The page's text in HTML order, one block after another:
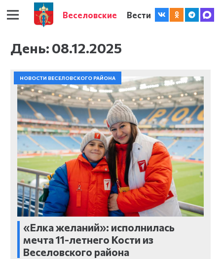
Веселовские Вести
День: 08.12.2025
НОВОСТИ ВЕСЕЛОВСКОГО РАЙОНА
«Елка желаний»: исполнилась
мечта 11-летнего Кости из
Веселовского района